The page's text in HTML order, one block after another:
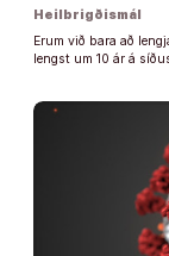
Heilbrigðismál
Erum við bara að
lengst um 10 ár á